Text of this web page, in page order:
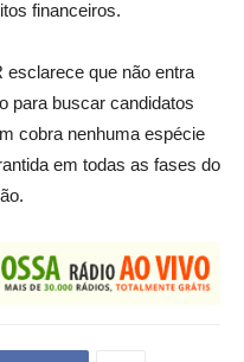
financeiros.
esclarece que não entra
para buscar candidatos
cobra nenhuma espécie
em todas as fases do